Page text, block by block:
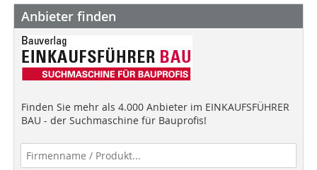
Anbieter finden
Finden Sie mehr als 4.000 Anbieter im EINKAUFSFÜHRER
BAU - der Suchmaschine für Bauprofis!